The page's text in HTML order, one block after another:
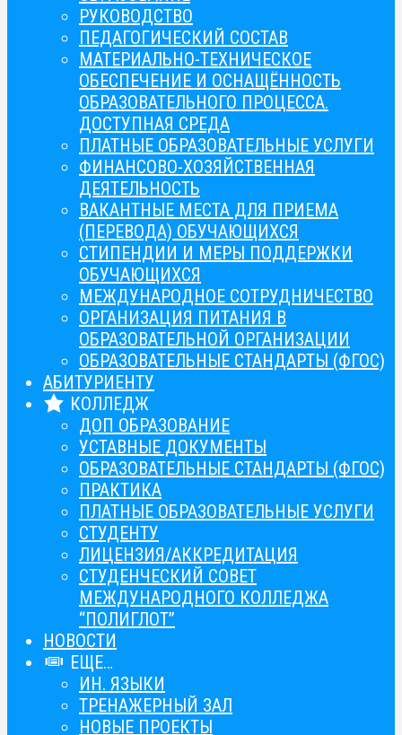
РУКОВОДСТВО
ПЕДАГОГИЧЕСКИЙ СОСТАВ
МАТЕРИАЛЬНО-ТЕХНИЧЕСКОЕ
ОБЕСПЕЧЕНИЕ И ОСНАЩЁННОСТЬ
ОБРАЗОВАТЕЛЬНОГО ПРОЦЕССА.
ДОСТУПНАЯ СРЕДА
ПЛАТНЫЕ ОБРАЗОВАТЕЛЬНЫЕ УСЛУГИ
ФИНАНСОВО-ХОЗЯЙСТВЕННАЯ
ДЕЯТЕЛЬНОСТЬ
ВАКАНТНЫЕ МЕСТА ДЛЯ ПРИЕМА
(ПЕРЕВОДА) ОБУЧАЮЩИХСЯ
СТИПЕНДИИ И МЕРЫ ПОДДЕРЖКИ
ОБУЧАЮЩИХСЯ
МЕЖДУНАРОДНОЕ СОТРУДНИЧЕСТВО
ОРГАНИЗАЦИЯ ПИТАНИЯ В
ОБРАЗОВАТЕЛЬНОЙ ОРГАНИЗАЦИИ
ОБРАЗОВАТЕЛЬНЫЕ СТАНДАРТЫ (ФГОС)
АБИТУРИЕНТУ
КОЛЛЕДЖ
ДОП ОБРАЗОВАНИЕ
УСТАВНЫЕ ДОКУМЕНТЫ
ОБРАЗОВАТЕЛЬНЫЕ СТАНДАРТЫ (ФГОС)
ПРАКТИКА
ПЛАТНЫЕ ОБРАЗОВАТЕЛЬНЫЕ УСЛУГИ
СТУДЕНТУ
ЛИЦЕНЗИЯ/АККРЕДИТАЦИЯ
СТУДЕНЧЕСКИЙ СОВЕТ
МЕЖДУНАРОДНОГО КОЛЛЕДЖА
“ПОЛИГЛОТ”
НОВОСТИ
ЕЩЕ…
ИН. ЯЗЫКИ
ТРЕНАЖЕРНЫЙ ЗАЛ
НОВЫЕ ПРОЕКТЫ